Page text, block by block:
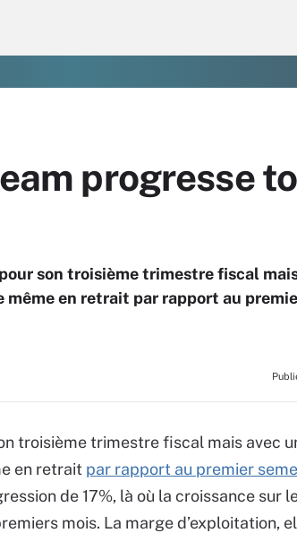
progresse
son troisième trimestre fiscal
en retrait par rapport au
troisième trimestre fiscal mais avec
en retrait par rapport au premier
de 17%, là où la croissance sur
mois. La marge d’exploitation,